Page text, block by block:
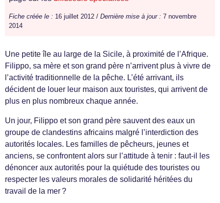
Fiche créée le : 16 juillet 2012 / Dernière mise à jour : 7 novembre
2014
Une petite île au large de la Sicile, à proximité de l’Afrique.
Filippo, sa mère et son grand père n’arrivent plus à vivre de
l’activité traditionnelle de la pêche. L’été arrivant, ils
décident de louer leur maison aux touristes, qui arrivent de
plus en plus nombreux chaque année.
Un jour, Filippo et son grand père sauvent des eaux un
groupe de clandestins africains malgré l’interdiction des
autorités locales. Les familles de pêcheurs, jeunes et
anciens, se confrontent alors sur l’attitude à tenir : faut-il les
dénoncer aux autorités pour la quiétude des touristes ou
respecter les valeurs morales de solidarité héritées du
travail de la mer ?